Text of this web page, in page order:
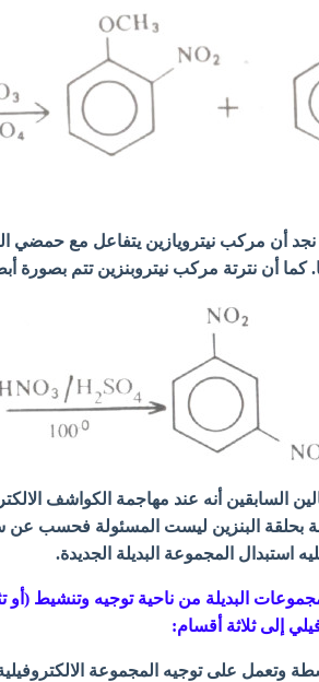
أن مركب نيترويازين يتفاعل مع حمضي
أن نترتة مركب نيتروبنزين تتم بصورة
السابقين أنه عند مهاجمة الكواشف
بحلقة البنزين ليست المسئولة فحسب عن
استبدال المجموعة البديلة الجديدة.
البديلة من ناحية توجيه وتنشيط (أو
إلى ثلاثة أقسام:
وتعمل على توجيه المجموعة الالكتروفيلية